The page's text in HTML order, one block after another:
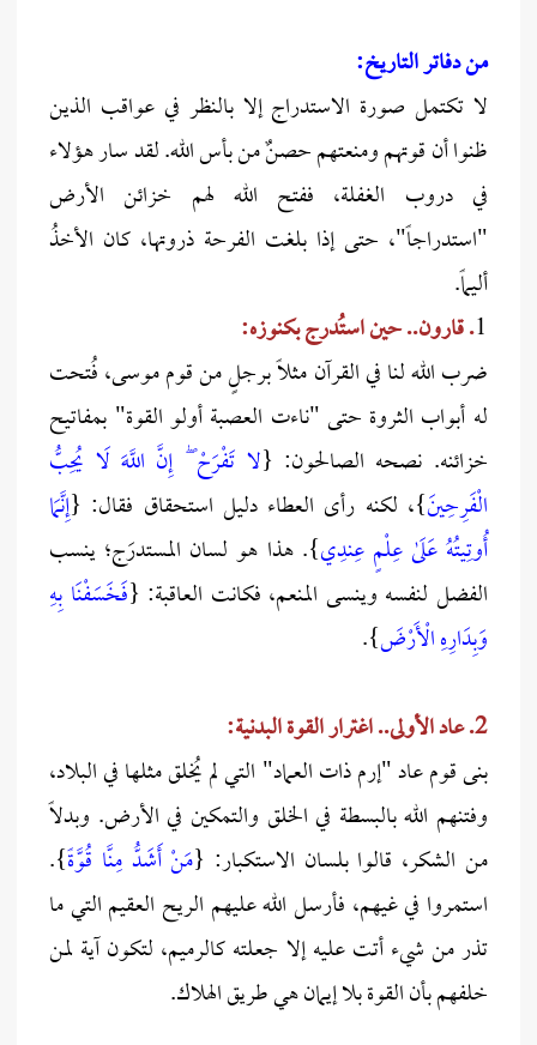
من دفاتر التاريخ:
لا تكتمل صورة الاستدراج إلا بالنظر في عواقب الذين
ظنوا أن قوتهم ومنعتهم حصنٌ من بأس الله. لقد سار هؤلاء
في دروب الغفلة، ففتح الله لهم خزائن الأرض
"استدراجاً"، حتى إذا بلغت الفرحة ذروتها، كان الأخذُ
أليماً.
1. قارون.. حين استُدرج بكنوزه:
ضرب الله لنا في القرآن مثلاً برجلٍ من قوم موسى، فُتحت
له أبواب الثروة حتى "ناءت العصبة أولو القوة" بمفاتيح
خزائنه. نصحه الصالحون: {لا تَفْرَحْ ۖ إِنَّ اللَّهَ لَا يُحِبُّ
الْفَرِحِينَ}، لكنه رأى العطاء دليل استحقاق فقال: {إِنَّمَا
أُوتِيتُهُ عَلَىٰ عِلْمٍ عِندِي}. هذا هو لسان المستدرَج؛ ينسب
الفضل لنفسه وينسى المنعم، فكانت العاقبة: {فَخَسَفْنَا بِهِ
وَبِدَارِهِ الْأَرْضَ}.
2. عاد الأولى.. اغترار القوة البدنية:
بنى قوم عاد "إرم ذات العماد" التي لم يُخلق مثلها في البلاد،
وفتنهم الله بالبسطة في الخلق والتمكين في الأرض. وبدلاً
من الشكر، قالوا بلسان الاستكبار: {مَنْ أَشَدُّ مِنَّا قُوَّةً}.
استمروا في غيهم، فأرسل الله عليهم الريح العقيم التي ما
تذر من شيء أتت عليه إلا جعلته كالرميم، لتكون آية لمن
خلفهم بأن القوة بلا إيمان هي طريق الهلاك.